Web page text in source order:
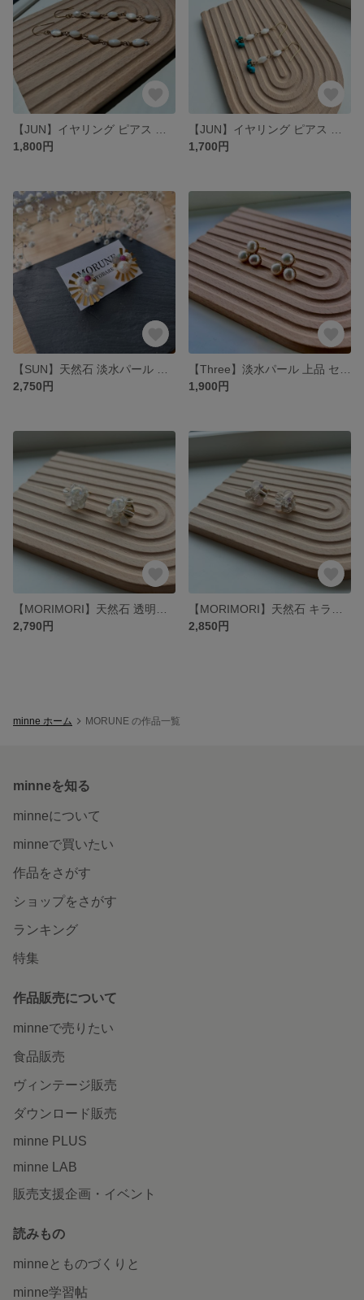
1,800円
1,700円
2,750円
1,900円
2,790円
2,850円
minne ホーム MORUNE の作品一覧
minneを知る
minneについて
minneで買いたい
作品をさがす
ショップをさがす
ランキング
特集
作品販売について
minneで売りたい
食品販売
ヴィンテージ販売
ダウンロード販売
minne PLUS
minne LAB
販売支援企画・イベント
読みもの
minneとものづくりと
minne学習帖